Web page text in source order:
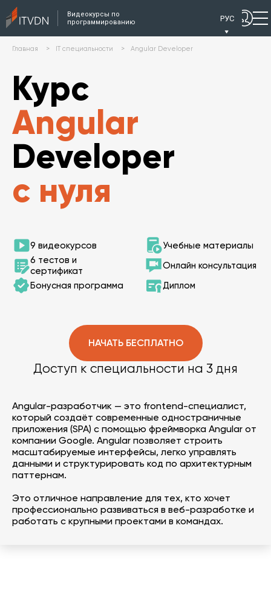
Видеокурсы по
программированию
РУС
Главная > IT специальности > Angular Developer
Курс
Angular
Developer
с нуля
Angular-разработчик — это frontend-специалист,
который создаёт современные одностраничные
приложения (SPA) с помощью фреймворка Angular от
компании Google. Angular позволяет строить
масштабируемые интерфейсы, легко управлять
данными и структурировать код по архитектурным
паттернам.
Это отличное направление для тех, кто хочет
профессионально развиваться в веб-разработке и
работать с крупными проектами в командах.
9 видеокурсов
Учебные материалы
6 тестов и
сертификат
Онлайн консультация
Бонусная программа
Диплом
НАЧАТЬ БЕСПЛАТНО
Доступ к специальности на 3 дня